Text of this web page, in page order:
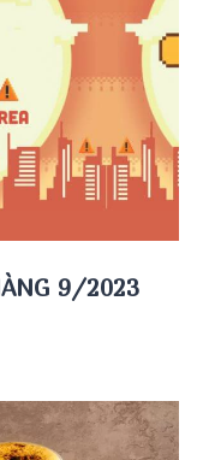
9/2023